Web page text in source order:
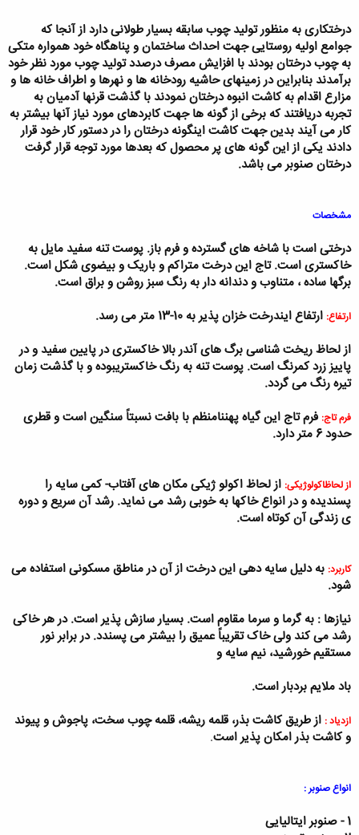
درختکاری به منظور تولید چوب سابقه بسیار طولانی دارد از آنجا که
جوامع اولیه روستایی جهت احداث ساختمان و پناهگاه خود همواره متکی
به چوب درختان بودند با افزایش مصرف درصدد تولید چوب مورد نظر خود
برآمدند بنابراین در زمینهای حاشیه رودخانه ها و نهرها و اطراف خانه ها و
مزارع اقدام به کاشت انبوه درختان نمودند با گذشت قرنها آدمیان به
تجربه دریافتند که برخی از گونه ها جهت کابردهای مورد نیاز آنها بیشتر به
کار می آیند بدین جهت کاشت اینگونه درختان را در دستور کار خود قرار
دادند یکی از این گونه های پر محصول که بعدها مورد توجه قرار گرفت
درختان صنوبر می باشد.
مشخصات
درختی است با شاخه های گسترده و فرم باز. پوست تنه سفید مایل به
خاکستری است. تاج این درخت متراکم و باریک و بیضوی شکل است.
برگها ساده ، متناوب و دندانه دار به رنگ سبز روشن و براق است.
ارتفاع: ارتفاع ایندرخت خزان پذیر به 10-13 متر می رسد.
از لحاظ ریخت شناسی برگ های آندر بالا خاکستری در پایین سفید و در
پاییز زرد کمرنگ است. پوست تنه به رنگ خاکستریبوده و با گذشت زمان
تیره رنگ می گردد.
فرم تاج: فرم تاج این گیاه پهننامنظم با بافت نسبتاً سنگین است و قطری
حدود 6 متر دارد
.
از لحاظاکولوژیکی: از لحاظ اکولو ژیکی مکان های آفتاب- کمی سایه را
پسندیده و در انواع خاکها به خوبی رشد می نماید. رشد آن سریع و دوره
ی زندگی آن کوتاه است.
کاربرد: به دلیل سایه دهی این درخت از آن در مناطق مسکونی استفاده می
شود.
نیازها : به گرما و سرما مقاوم است. بسیار سازش پذیر است. در هر خاکی
رشد می کند ولی خاک تقریباً عمیق را بیشتر می پسندد. در برابر نور
مستقیم خورشید، نیم سایه و
باد ملایم بردبار است.
ازدیاد : از طریق کاشت بذر، قلمه ریشه، قلمه چوب سخت، پاجوش و پیوند
و کاشت بذر امکان پذیر است.
انواع صنوبر :
1 - صنوبر ایتالیایی